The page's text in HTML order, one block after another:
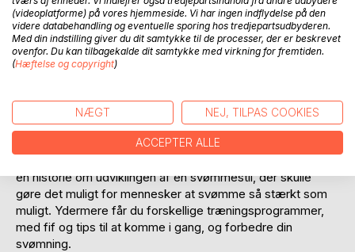
Med "Lær om crawl" får du en fantastisk mulighed for at
lære den hurtigste svømmestil som hidtil er udviklet. Med
en guide specificeret på crawl, vil du hurtigere få en
indeholder en trin for trin guide, som kan hjælpe på flere
niveauer. Så om man er nybegynder, eller har svømmet i et
par år, kan man gøre brug af denne bog, enden til at lære at
en historie om udviklingen af en svømmestil, der skulle
gøre det muligt for mennesker at svømme så stærkt som
muligt. Ydermere får du forskellige træningsprogrammer,
med fif og tips til at komme i gang, og forbedre din
svømning.
(videoplatforme) på vores hjemmeside. Vi har ingen indflydelse på den
videre databehandling og eventuelle sporing hos tredjepartsudbyderen.
Med din indstilling giver du dit samtykke til de processer, der er beskrevet
ovenfor. Du kan tilbagekalde dit samtykke med virkning for fremtiden.
(Hæftelse og copyright)
NÆGT NEJ, TILPAS COOKIES
ACCEPTER ALLE